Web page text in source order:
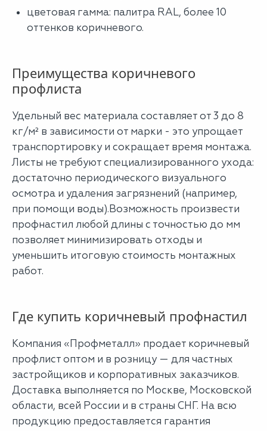
цветовая гамма: палитра RAL, более 10
оттенков коричневого.
Преимущества коричневого
профлиста
Удельный вес материала составляет от 3 до 8
кг/м² в зависимости от марки - это упрощает
транспортировку и сокращает время монтажа.
Листы не требуют специализированного ухода:
достаточно периодического визуального
осмотра и удаления загрязнений (например,
при помощи воды).Возможность произвести
профнастил любой длины с точностью до мм
позволяет минимизировать отходы и
уменьшить итоговую стоимость монтажных
работ.
Где купить коричневый профнастил
Компания «Профметалл» продает коричневый
профлист оптом и в розницу — для частных
застройщиков и корпоративных заказчиков.
Доставка выполняется по Москве, Московской
области, всей России и в страны СНГ. На всю
продукцию предоставляется гарантия